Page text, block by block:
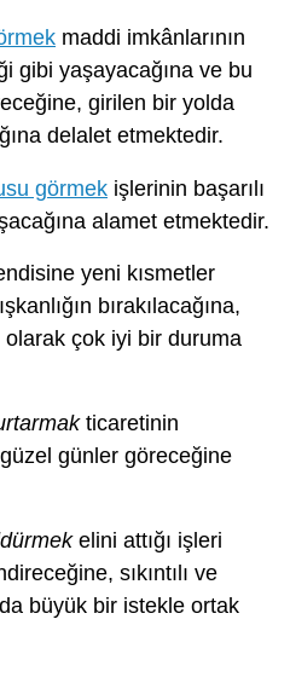
maddi imkânlarının
gibi yaşayacağına ve bu
girilen bir yolda
delalet etmektedir.
görmek işlerinin başarılı
alamet etmektedir.
yeni kısmetler
bırakılacağına,
çok iyi bir duruma
ticaretinin
günler göreceğine
elini attığı işleri
sıkıntılı ve
büyük bir istekle ortak